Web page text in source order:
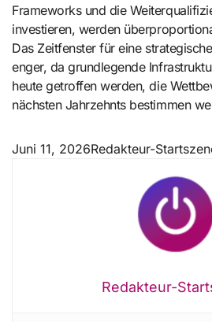
Frameworks und die
investieren, werden
Das Zeitfenster für eine
enger, da grundlegende
heute getroffen werden, die
nächsten Jahrzehnts bestimmen
Juni 11, 2026Redakteur-
Redakteur-